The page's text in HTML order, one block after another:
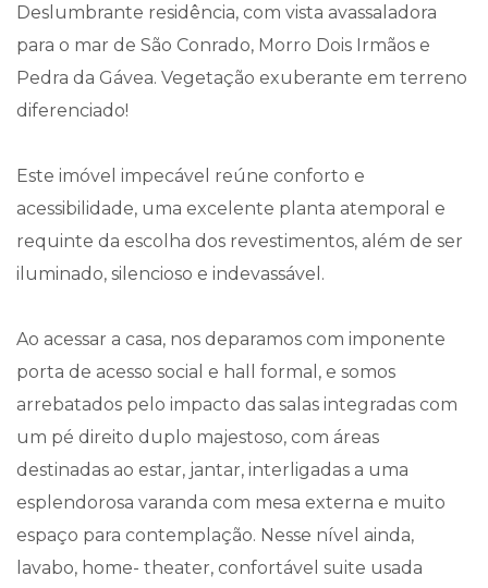
Deslumbrante residência, com vista avassaladora
para o mar de São Conrado, Morro Dois Irmãos e
Pedra da Gávea. Vegetação exuberante em terreno
diferenciado!
Este imóvel impecável reúne conforto e
acessibilidade, uma excelente planta atemporal e
requinte da escolha dos revestimentos, além de ser
iluminado, silencioso e indevassável.
Ao acessar a casa, nos deparamos com imponente
porta de acesso social e hall formal, e somos
arrebatados pelo impacto das salas integradas com
um pé direito duplo majestoso, com áreas
destinadas ao estar, jantar, interligadas a uma
esplendorosa varanda com mesa externa e muito
espaço para contemplação. Nesse nível ainda,
lavabo, home- theater, confortável suite usada